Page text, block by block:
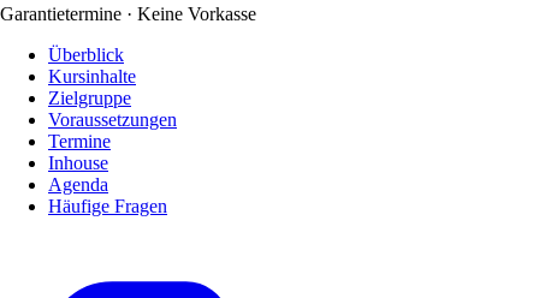
Garantietermine · Keine Vorkasse
Überblick
Kursinhalte
Zielgruppe
Voraussetzungen
Termine
Inhouse
Agenda
Häufige Fragen